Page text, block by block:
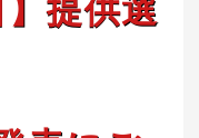
】提供選